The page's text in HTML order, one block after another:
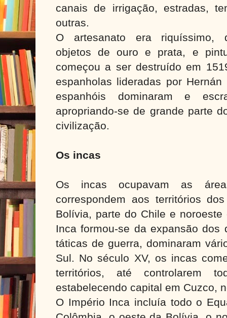
canais de irrigação, estradas,
outras.
O artesanato era riquíssimo,
objetos de ouro e prata, e
começou a ser destruído em
espanholas lideradas por
espanhóis dominaram e
apropriando-se de grande parte
civilização.
Os incas
Os incas ocupavam as
correspondem aos territórios
Bolívia, parte do Chile e noroeste
Inca formou-se da expansão dos
táticas de guerra, dominaram
Sul. No século XV, os incas
territórios, até controlarem
estabelecendo capital em Cuzco,
O Império Inca incluía todo o